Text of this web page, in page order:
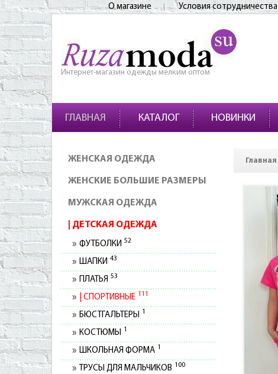
О магазине Условия сотрудничества
Интернет-магазин одежды мелким оптом
ГЛАВНАЯ КАТАЛОГ НОВИНКИ
ЖЕНСКАЯ ОДЕЖДА
ЖЕНСКИЕ БОЛЬШИЕ РАЗМЕРЫ
МУЖСКАЯ ОДЕЖДА
ДЕТСКАЯ ОДЕЖДА
ФУТБОЛКИ 52
ШАПКИ 43
ПЛАТЬЯ 53
СПОРТИВНЫЕ 111
БЮСТГАЛЬТЕРЫ 1
КОСТЮМЫ 1
ШКОЛЬНАЯ ФОРМА 1
ТРУСЫ ДЛЯ МАЛЬЧИКОВ 100
Главная